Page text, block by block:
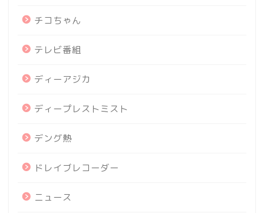
チコちゃん
テレビ番組
ディーアジカ
ディープレストミスト
デング熱
ドレイブレコーダー
ニュース